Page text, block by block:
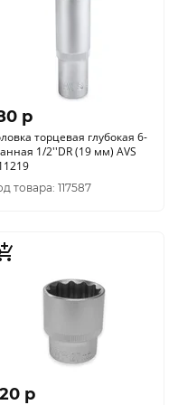
p
торцевая глубокая 6-
1/2''DR (19 мм) AVS
товара: 117587
p